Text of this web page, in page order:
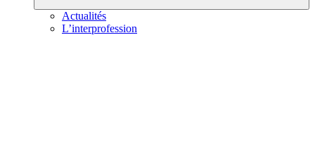
Actualités
L’interprofession